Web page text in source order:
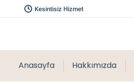
Kesintisiz Hizmet
Anasayfa Hakkımızda